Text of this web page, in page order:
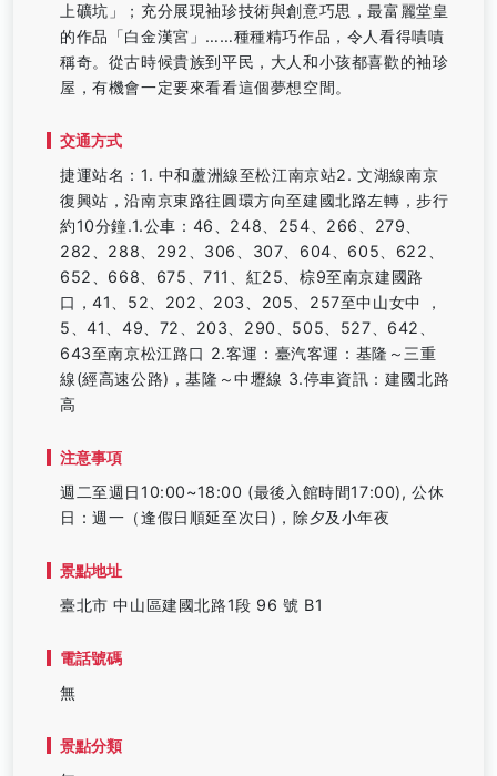
上礦坑」；充分展現袖珍技術與創意巧思，最富麗堂皇
的作品「白金漢宮」……種種精巧作品，令人看得嘖嘖
稱奇。從古時候貴族到平民，大人和小孩都喜歡的袖珍
屋，有機會一定要來看看這個夢想空間。
交通方式
捷運站名：1. 中和蘆洲線至松江南京站2. 文湖線南京
復興站，沿南京東路往圓環方向至建國北路左轉，步行
約10分鐘.1.公車：46、248、254、266、279、
282、288、292、306、307、604、605、622、
652、668、675、711、紅25、棕9至南京建國路
口，41、52、202、203、205、257至中山女中 ，
5、41、49、72、203、290、505、527、642、
643至南京松江路口 2.客運：臺汽客運：基隆～三重
線(經高速公路)，基隆～中壢線 3.停車資訊：建國北路
高
注意事項
週二至週日10:00~18:00 (最後入館時間17:00), 公休
日：週一（逢假日順延至次日)，除夕及小年夜
景點地址
臺北市 中山區建國北路1段 96 號 B1
電話號碼
無
景點分類